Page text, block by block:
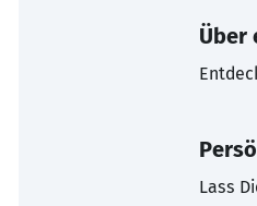
Über
Lass